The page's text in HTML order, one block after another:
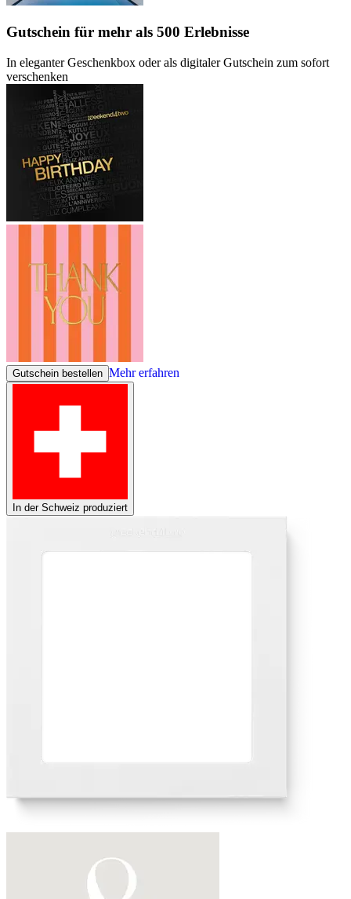
Gutschein für mehr als 500 Erlebnisse
In eleganter Geschenkbox oder als digitaler Gutschein zum sofort
verschenken
Gutschein bestellen Mehr erfahren
In der Schweiz produziert